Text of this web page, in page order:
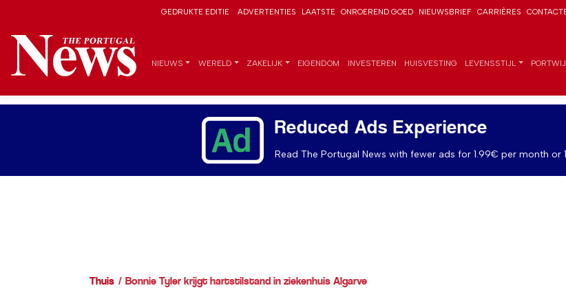
GEDRUKTE EDITIE ADVERTENTIES LAATSTE ONROEREND GOED NIEUWSBRIEF CARRIÈRES
NIEUWS WERELD ZAKELIJK EIGENDOM INVESTEREN HUISVESTING LEVENSSTIJL
Reduced Ads Experience
Read The Portugal News with fewer ads for 1.99€ per month or
Thuis Bonnie Tyler krijgt hartstilstand in ziekenhuis Algarve